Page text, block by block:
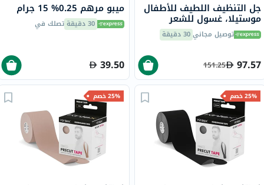
جل التنظيف اللطيف للأطفال
موستيلا، غسول للشعر
والجسم - 500 مل × 2توصيل مجاني30 دقيقة
97.57
151.25
ميبو مرهم 0.25% 15 جرام
30 دقيقة تصلك في
39.50
25% خصم 25% خصم